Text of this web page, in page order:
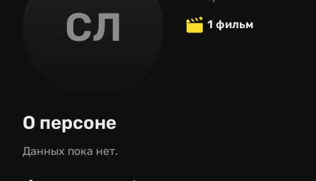
СЛ 1 фильм
О персоне
Данных пока нет.